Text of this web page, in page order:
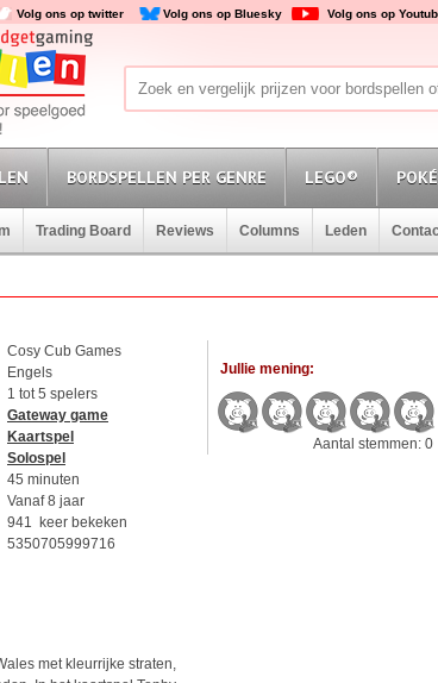
Volg ons op twitter Volg ons op Bluesky Volg ons op
BORDSPELLEN PER GENRE LEGO®
Trading Board Reviews Columns Leden
Cosy Cub Games
Engels
1 tot 5 spelers
Gateway game
Kaartspel
Solospel
45 minuten
Vanaf 8 jaar
941 keer bekeken
5350705999716
met kleurrijke straten,
Jullie mening:
Aantal stemmen: 0